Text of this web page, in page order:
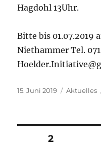
Hagdohl 13Uhr.
Bitte bis 01.07.2019
Niethammer Tel.
Veröffentlicht
15. Juni 2019 Aktuelles
SEITE2